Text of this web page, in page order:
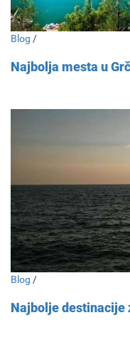
Blog /
Najbolja mesta u
Blog /
Najbolje destinacije